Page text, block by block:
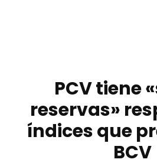
PCV tiene
reservas»
índices que
BCV